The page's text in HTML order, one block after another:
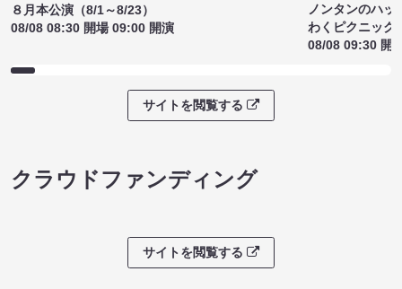
８月本公演（8/1～8/23）
08/08 08:30 開場 09:00 開演
ノンタンのハッ
わくピクニック
08/08 09:30 開
サイトを閲覧する
クラウドファンディング
サイトを閲覧する